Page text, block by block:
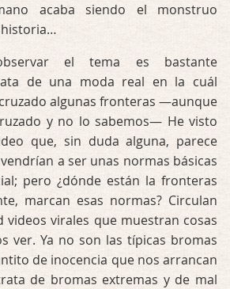
acaba siendo el monstruo
el tema es bastante
de una moda real en la cuál
algunas fronteras —aunque
y no lo sabemos— He visto
que, sin duda alguna, parece
a ser unas normas básicas
pero ¿dónde están la fronteras
marcan esas normas? Circulan
videos virales que muestran cosas
ver. Ya no son las típicas bromas
de inocencia que nos arrancan
de bromas extremas y de mal